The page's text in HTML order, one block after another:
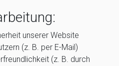
unserer Website
(z. B. per E-Mail)
(z. B. durch